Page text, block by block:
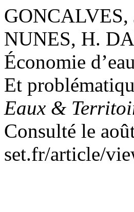
NUNES, H.
Économie
Et
Eaux &
Consulté le
set.fr/article/